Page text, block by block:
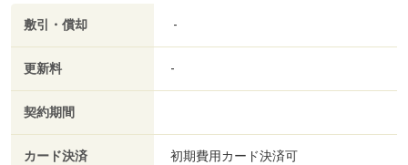
敷引・償却 -
更新料 -
契約期間
カード決済 初期費用カード決済可